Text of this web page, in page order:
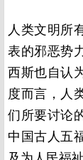
人类文明所
表的邪恶势
西斯也自认
度而言，人
们所要讨论
中国古人五